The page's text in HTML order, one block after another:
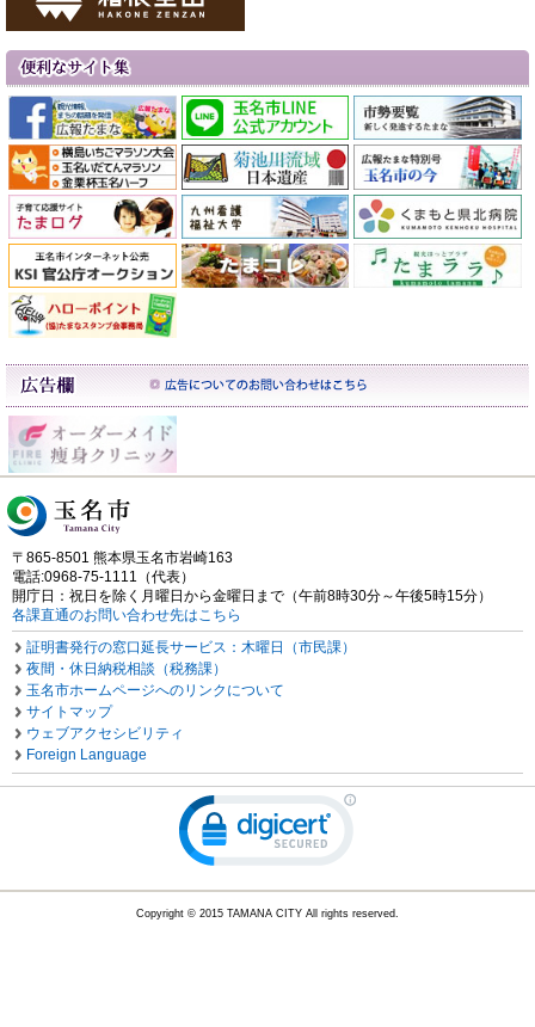
〒865-8501 熊本県玉名市岩崎163
電話:0968-75-1111（代表）
開庁日：祝日を除く月曜日から金曜日まで（午前8時30分～午後5時15分）
各課直通のお問い合わせ先はこちら
証明書発行の窓口延長サービス：木曜日（市民課）
夜間・休日納税相談（税務課）
玉名市ホームページへのリンクについて
サイトマップ
ウェブアクセシビリティ
Foreign Language
Copyright © 2015 TAMANA CITY All rights reserved.